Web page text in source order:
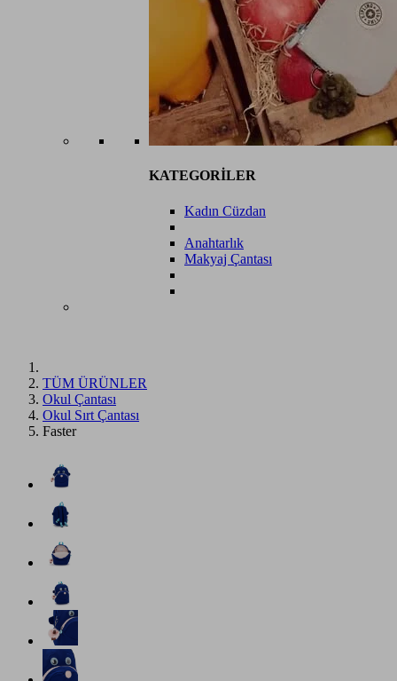
KATEGORİLER
Kadın Cüzdan
Anahtarlık
Makyaj Çantası
TÜM ÜRÜNLER
Okul Çantası
Okul Sırt Çantası
Faster